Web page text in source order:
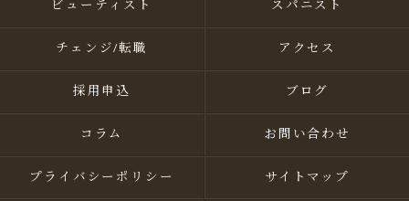
ビューティスト スパニスト
チェンジ/転職 アクセス
採用申込 ブログ
コラム お問い合わせ
プライバシーポリシー サイトマップ